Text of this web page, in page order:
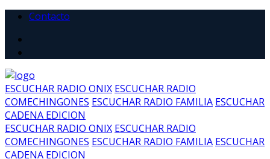
Contacto
ESCUCHAR RADIO ONIX ESCUCHAR RADIO
COMECHINGONES ESCUCHAR RADIO FAMILIA ESCUCHAR
CADENA EDICION
ESCUCHAR RADIO ONIX ESCUCHAR RADIO
COMECHINGONES ESCUCHAR RADIO FAMILIA ESCUCHAR
CADENA EDICION